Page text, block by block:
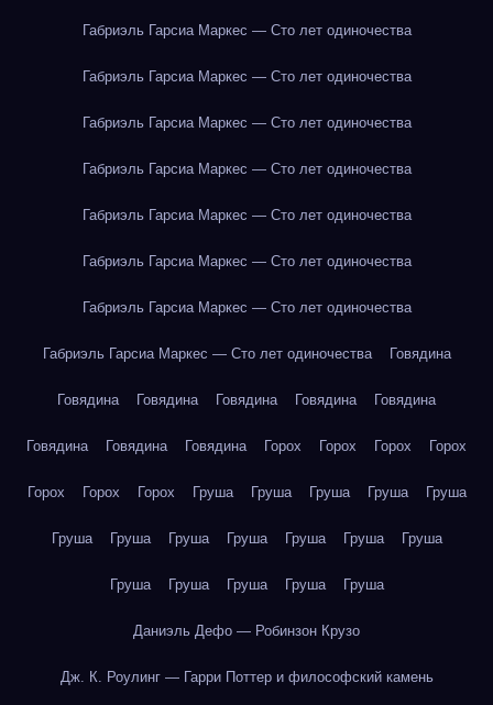
Габриэль Гарсиа Маркес — Сто лет одиночества
Габриэль Гарсиа Маркес — Сто лет одиночества
Габриэль Гарсиа Маркес — Сто лет одиночества
Габриэль Гарсиа Маркес — Сто лет одиночества
Габриэль Гарсиа Маркес — Сто лет одиночества
Габриэль Гарсиа Маркес — Сто лет одиночества
Габриэль Гарсиа Маркес — Сто лет одиночества
Габриэль Гарсиа Маркес — Сто лет одиночества Говядина
Говядина Говядина Говядина Говядина Говядина
Говядина Говядина Говядина Горох Горох Горох Горох
Горох Горох Горох Груша Груша Груша Груша Груша
Груша Груша Груша Груша Груша Груша Груша
Груша Груша Груша Груша Груша
Даниэль Дефо — Робинзон Крузо
Дж. К. Роулинг — Гарри Поттер и философский камень